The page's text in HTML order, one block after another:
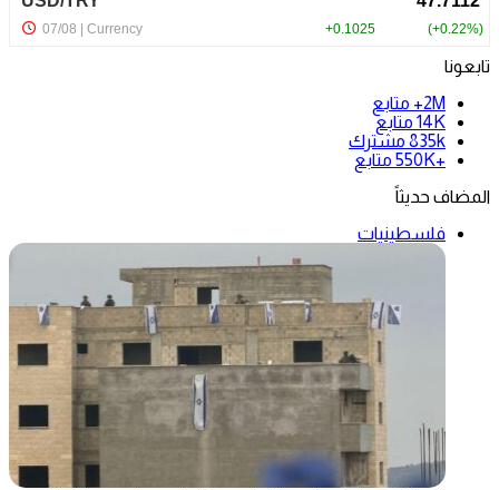
تابعونا
2M+
متابع
14K متابع
835k مشترك
+550K
متابع
المضاف حديثاً
فلسطينيات